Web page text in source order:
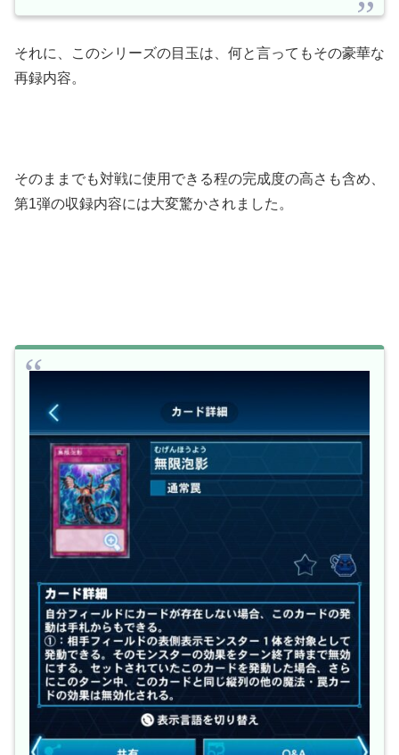
それに、このシリーズの目玉は、何と言ってもその豪華な
再録内容。
そのままでも対戦に使用できる程の完成度の高さも含め、
第1弾の収録内容には大変驚かされました。